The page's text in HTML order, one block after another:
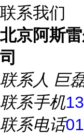
联系我们
北京阿斯
司
联系人 巨
联系手机
联系电话